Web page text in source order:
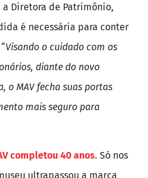
a Diretora de Patrimônio,
é necessária para conter
Visando o cuidado com os
diante do novo
o MAV fecha suas portas
mais seguro para
completou 40 anos. Só nos
ultrapassou a marca